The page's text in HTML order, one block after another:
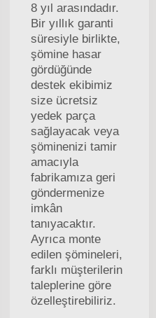
8 yıl arasındadır.
Bir yıllık garanti
süresiyle birlikte,
şömine hasar
gördüğünde
destek ekibimiz
size ücretsiz
yedek parça
sağlayacak veya
şöminenizi tamir
amacıyla
fabrikamıza geri
göndermenize
imkân
tanıyacaktır.
Ayrıca monte
edilen şömineleri,
farklı müşterilerin
taleplerine göre
özelleştirebiliriz.